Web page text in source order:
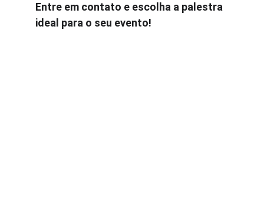
Entre em contato e escolha a palestra
ideal para o seu evento!